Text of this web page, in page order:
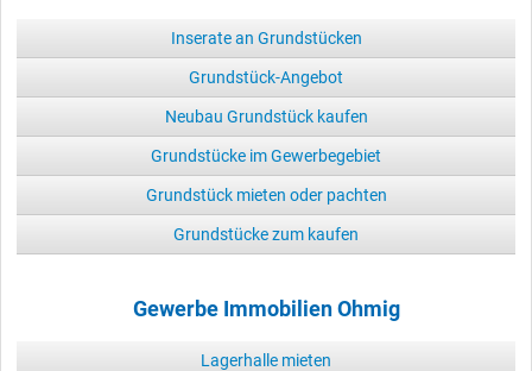
Inserate an Grundstücken
Grundstück-Angebot
Neubau Grundstück kaufen
Grundstücke im Gewerbegebiet
Grundstück mieten oder pachten
Grundstücke zum kaufen
Gewerbe Immobilien Ohmig
Lagerhalle mieten